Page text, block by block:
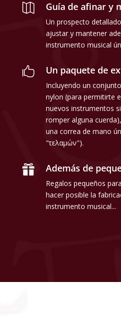
 Guía de afinar y
Un prospecto
ajustar y mantener
instrumento musical
 Un paquete de
Incluyendo un
nylon (para permitirte
nuevos instrumentos
romper alguna
una correa de mano
"τελαμών").
 Además de
Regalos pequeños
hacer posible la
instrumento musical...